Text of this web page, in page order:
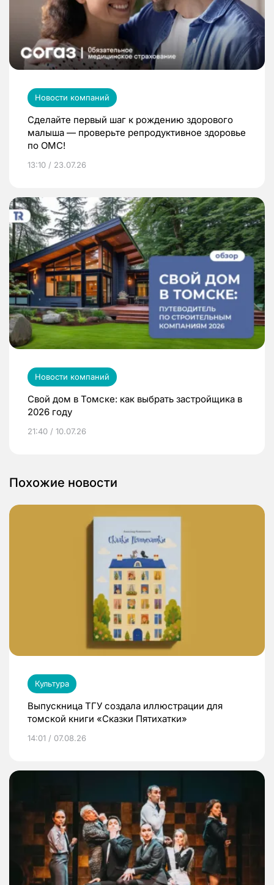
Новости компаний
Сделайте первый шаг к рождению здорового
малыша — проверьте репродуктивное здоровье
по ОМС!
13:10 / 23.07.26
Новости компаний
Свой дом в Томске: как выбрать застройщика в
2026 году
21:40 / 10.07.26
Похожие новости
Культура
Выпускница ТГУ создала иллюстрации для
томской книги «Сказки Пятихатки»
14:01 / 07.08.26